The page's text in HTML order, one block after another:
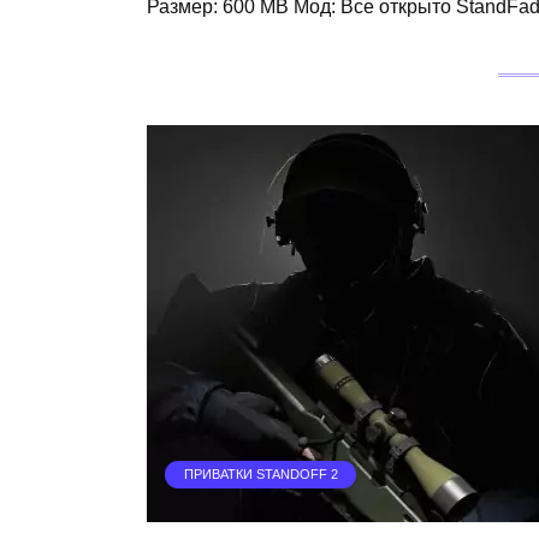
Размер: 600 MB Мод: Все открыто
ПРИВАТКИ STANDOFF 2